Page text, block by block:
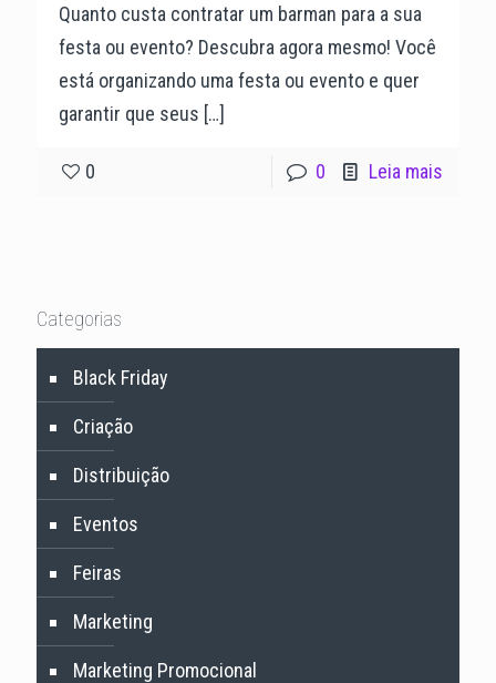
Quanto custa contratar um barman para a sua
festa ou evento? Descubra agora mesmo! Você
está organizando uma festa ou evento e quer
garantir que seus […]
0 0 Leia mais
Categorias
Black Friday
Criação
Distribuição
Eventos
Feiras
Marketing
Marketing Promocional